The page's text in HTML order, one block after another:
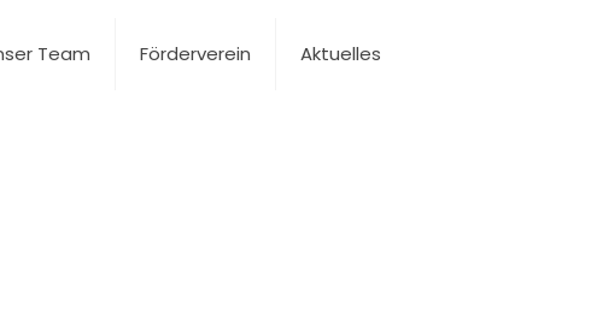
Team Förderverein Aktuelles